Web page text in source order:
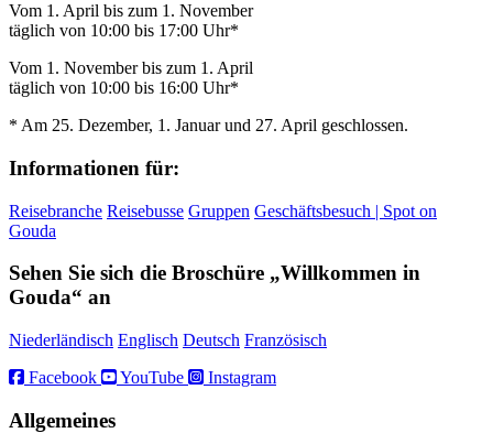
Vom 1. April bis zum 1. November
täglich von 10:00 bis 17:00 Uhr*
Vom 1. November bis zum 1. April
täglich von 10:00 bis 16:00 Uhr*
* Am 25. Dezember, 1. Januar und 27. April geschlossen.
Informationen für:
Reisebranche Reisebusse Gruppen Geschäftsbesuch | Spot on
Gouda
Sehen Sie sich die Broschüre „Willkommen in
Gouda“ an
Niederländisch Englisch Deutsch Französisch
Facebook
YouTube Instagram
Allgemeines